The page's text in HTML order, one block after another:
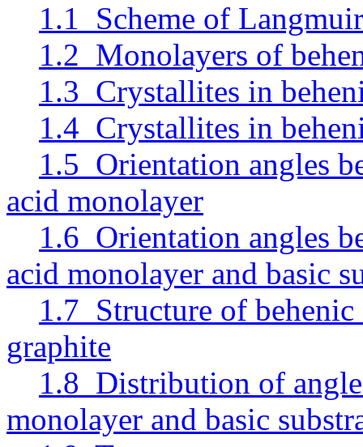
1.1 Scheme of
1.2 Monolayers of
1.3 Crystallites in
1.4 Crystallites in
1.5 Orientation angles
acid monolayer
1.6 Orientation angles
acid monolayer and basic
1.7 Structure of
graphite
1.8 Distribution of
monolayer and basic